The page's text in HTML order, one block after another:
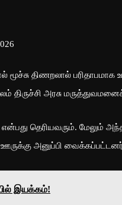
திணறலால் பரிதாபமாக
அரசு
என்பது தெரியவரும். மேலும்
அனுப்பி
இயக்கம்!